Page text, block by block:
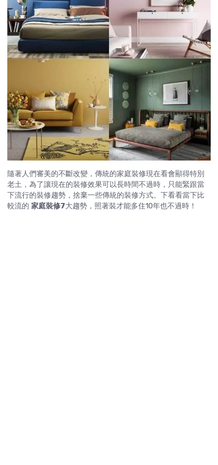
隨著人們審美的不斷改變，傳統的家庭裝修現在看會顯得特別
老土，為了讓現在的裝修效果可以長時間不過時，只能緊跟當
下流行的裝修趨勢，捨棄一些傳統的裝修方式。下看看當下比
較流的 家庭裝修7大趨勢，照著裝才能多住10年也不過時！